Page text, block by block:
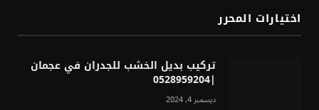
اختيارات المحرر
تركيب بديل الخشب للجدران في عجمان
|0528959204
ديسمبر 4, 2024